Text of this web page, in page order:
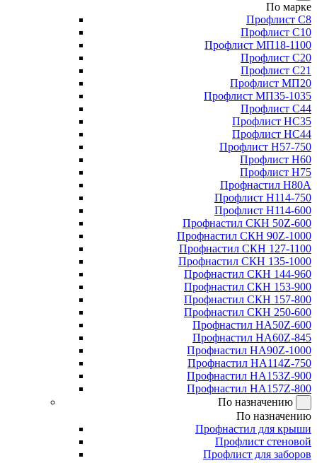
По марке
Профлист С8
Профлист С10
Профлист МП18-1100
Профлист С20
Профлист С21
Профлист МП20
Профлист МП35-1035
Профлист С44
Профлист НС35
Профлист НС44
Профлист Н57-750
Профлист Н60
Профлист Н75
Профнастил Н80А
Профлист Н114-750
Профлист Н114-600
Профнастил СКН 50Z-600
Профнастил СКН 90Z-1000
Профнастил СКН 127-1100
Профнастил СКН 135-1000
Профнастил СКН 144-960
Профнастил СКН 153-900
Профнастил СКН 157-800
Профнастил СКН 250-600
Профнастил НА50Z-600
Профнастил НА60Z-845
Профнастил НА90Z-1000
Профнастил НА114Z-750
Профнастил НА153Z-900
Профнастил НА157Z-800
По назначению
По назначению
Профнастил для крыши
Профлист стеновой
Профлист для заборов